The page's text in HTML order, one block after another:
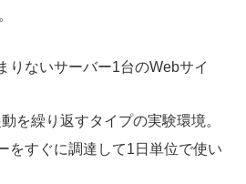
りないサーバー1台のWebサイ
を繰り返すタイプの実験環境。
をすぐに調達して1日単位で使い